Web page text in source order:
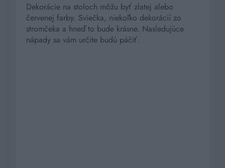
Dekorácie na stoloch môžu byť zlatej alebo
červenej farby. Sviečka, niekoľko dekorácií zo
stromčeka a hneď to bude krásne. Nasledujúce
nápady sa vám určite budú páčiť.